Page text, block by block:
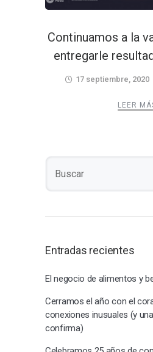
Continuamos a la
entregarle
17 septiembre, 2020
LEER
Entradas recientes
El negocio de alimentos y
Cerramos el año con el
conexiones inusuales (y
confirma)